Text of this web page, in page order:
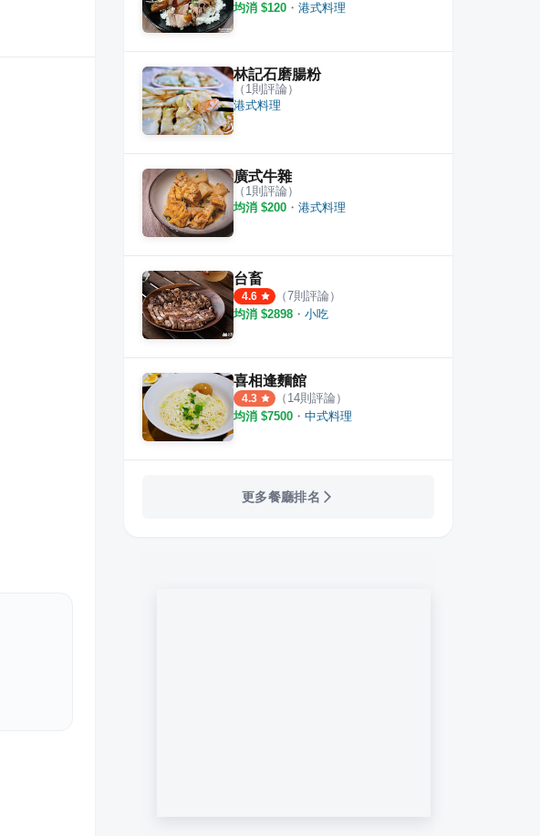
均消 $120 ・ 港式料理
林記石磨腸粉
（ 1則評論）
港式料理
廣式牛雜
（ 1則評論）
均消 $200 ・ 港式料理
台畜
4.6 （7則評論）
均消 $2898 ・ 小吃
喜相逢麵館
4.3 （ 14則評論）
均消 $7500 ・ 中式料理
更多餐廳排名